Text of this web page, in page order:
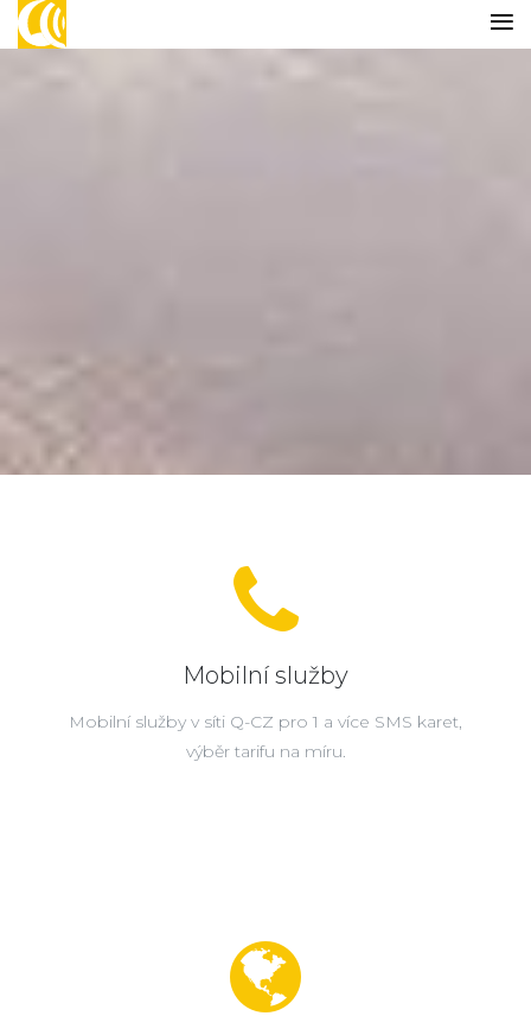
Mobilní služby
Mobilní služby v síti Q-CZ pro 1 a více SMS karet,
výběr tarifu na míru.